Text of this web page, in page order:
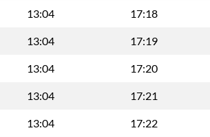
13:04 17:18
13:04 17:19
13:04 17:20
13:04 17:21
13:04 17:22